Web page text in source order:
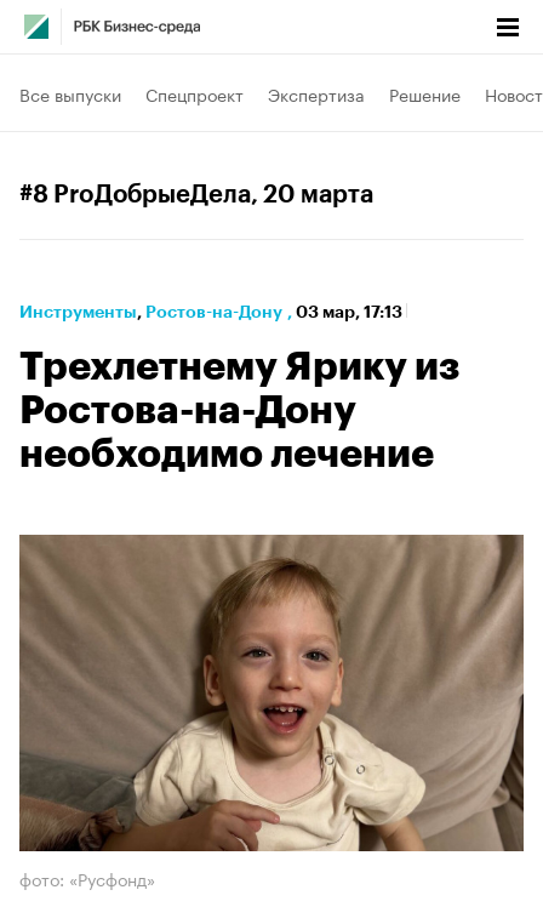
Все выпуски Спецпроект Экспертиза Решение
#8 ProДобрыеДела, 20 марта
Инструменты⁠, Ростов-на-Дону , 03 мар, 17:13
Трехлетнему Ярику из
Ростова-на-Дону
необходимо лечение
фото: «Русфонд»